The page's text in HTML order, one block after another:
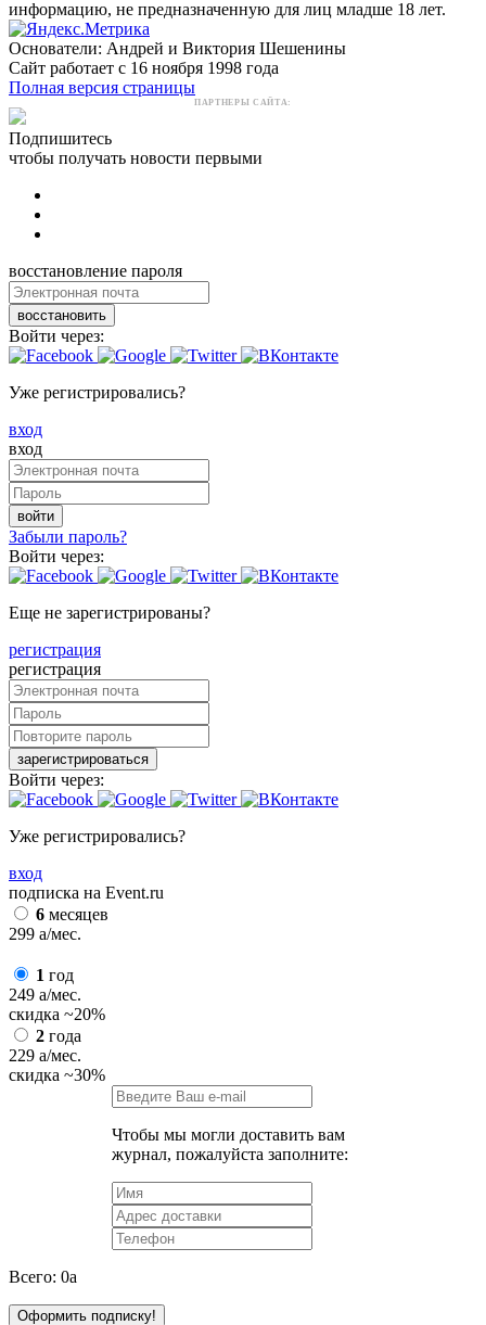
информацию, не предназначенную для лиц младше 18 лет.
Основатели: Андрей и Виктория Шешенины
Сайт работает с 16 ноября 1998 года
Полная версия страницы
ПАРТНЕРЫ САЙТА:
Подпишитесь
чтобы получать новости первыми
восстановление пароля
восстановить
Войти через:
Уже регистрировались?
вход
вход
войти
Забыли пароль?
Войти через:
Еще не зарегистрированы?
регистрация
регистрация
зарегистрироваться
Войти через:
Уже регистрировались?
вход
подписка на Event.ru
6 месяцев
299 a/мес.
1 год
249 a/мес.
скидка ~20%
2 года
229 a/мес.
скидка ~30%
Чтобы мы могли доставить вам
журнал, пожалуйста заполните:
Всего: 0a
Оформить подписку!